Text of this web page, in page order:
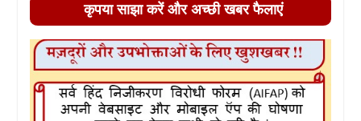
कृपया साझा करें और अच्छी खबर फैलाएं